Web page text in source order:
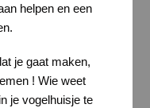
helpen en een
je gaat maken,
! Wie weet
je vogelhuisje te